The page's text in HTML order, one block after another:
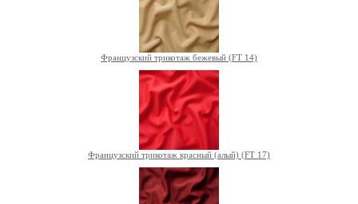
Французский трикотаж бежевый (FT 14)
Французский трикотаж красный (алый) (FT 17)